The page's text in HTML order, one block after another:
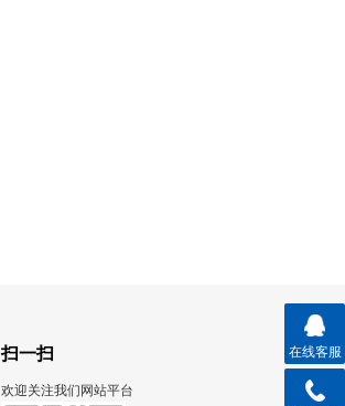
扫一扫
欢迎关注我们网站平台
在线客服